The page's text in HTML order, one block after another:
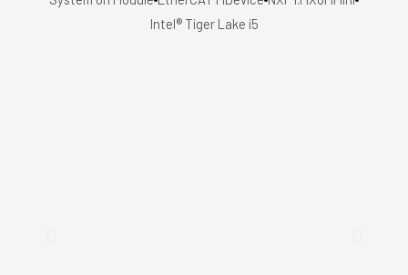
Intel® Tiger Lake i5